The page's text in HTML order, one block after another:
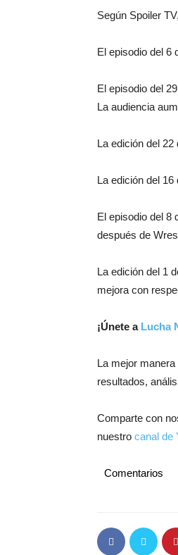
Según Spoiler
El episodio del 6
El episodio del
La audiencia
La edición del
La edición del
El episodio del 8
después de
La edición del 1
mejora con
¡Únete a Lucha
La mejor
resultados,
Comparte con
nuestro canal de
Comentarios